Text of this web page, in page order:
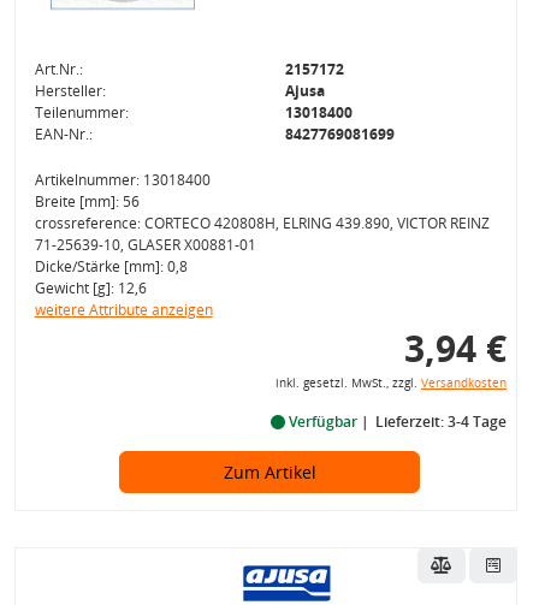
Art.Nr.:
2157172
Hersteller:
Ajusa
Teilenummer:
13018400
EAN-Nr.:
8427769081699
Artikelnummer: 13018400
Breite [mm]: 56
crossreference: CORTECO 420808H, ELRING 439.890, VICTOR REINZ
71-25639-10, GLASER X00881-01
Dicke/Stärke [mm]: 0,8
Gewicht [g]: 12,6
weitere Attribute anzeigen
3,94 €
inkl. gesetzl. MwSt., zzgl. Versandkosten
Verfügbar Lieferzeit: 3-4 Tage
Zum Artikel